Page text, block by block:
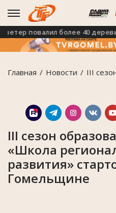
повалил более 40
Главная Новости III
III сезон
«Школа
развития»
Гомельщине